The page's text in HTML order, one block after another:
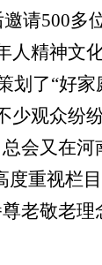
请500多
人精神文
划了“好
少观众纷
会又在
重视栏
老敬老